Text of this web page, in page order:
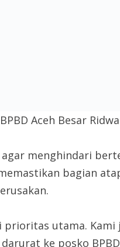
Aceh Besar
menghindari
bagian
prioritas utama.
ke posko